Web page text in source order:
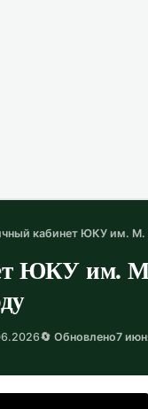
кабинет ЮКУ им. М.
ЮКУ им. М.
🔄 Обновлено7